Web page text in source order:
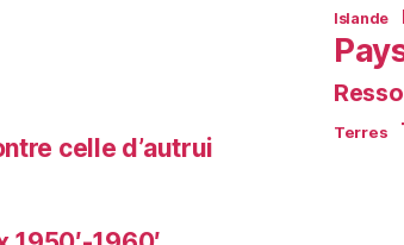
celle d’autrui
Islande
Terres